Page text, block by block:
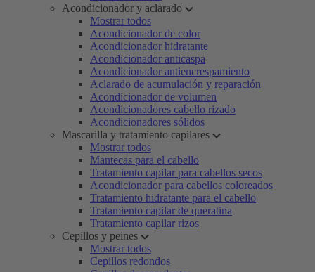
Acondicionador y aclarado
Mostrar todos
Acondicionador de color
Acondicionador hidratante
Acondicionador anticaspa
Acondicionador antiencrespamiento
Aclarado de acumulación y reparación
Acondicionador de volumen
Acondicionadores cabello rizado
Acondicionadores sólidos
Mascarilla y tratamiento capilares
Mostrar todos
Mantecas para el cabello
Tratamiento capilar para cabellos secos
Acondicionador para cabellos coloreados
Tratamiento hidratante para el cabello
Tratamiento capilar de queratina
Tratamiento capilar rizos
Cepillos y peines
Mostrar todos
Cepillos redondos